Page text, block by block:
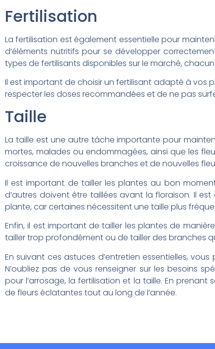
Fertilisation
La fertilisation est également essentielle pour
d’éléments nutritifs pour se développer
types de fertilisants disponibles sur le marché,
Il est important de choisir un fertilisant adapté à vos
respecter les doses recommandées et de ne pas
Taille
La taille est une autre tâche importante pour
mortes, malades ou endommagées, ainsi que les
croissance de nouvelles branches et de nouvelles
Il est important de tailler les plantes au bon
d’autres doivent être taillées avant la floraison. Il
plante, car certaines nécessitent une taille plus
Enfin, il est important de tailler les plantes de
tailler trop profondément ou de tailler des branches
En suivant ces astuces d’entretien essentielles,
N’oubliez pas de vous renseigner sur les besoins
pour l’arrosage, la fertilisation et la taille. En
de fleurs éclatantes tout au long de l’année.